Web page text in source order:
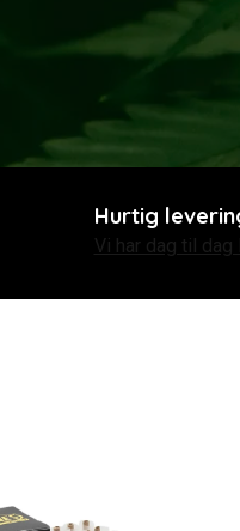
Hurtig
Vi har dag til dag